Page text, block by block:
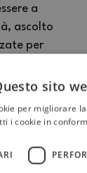
a
ascolto
per
e
sito
per migliorare
i cookie in